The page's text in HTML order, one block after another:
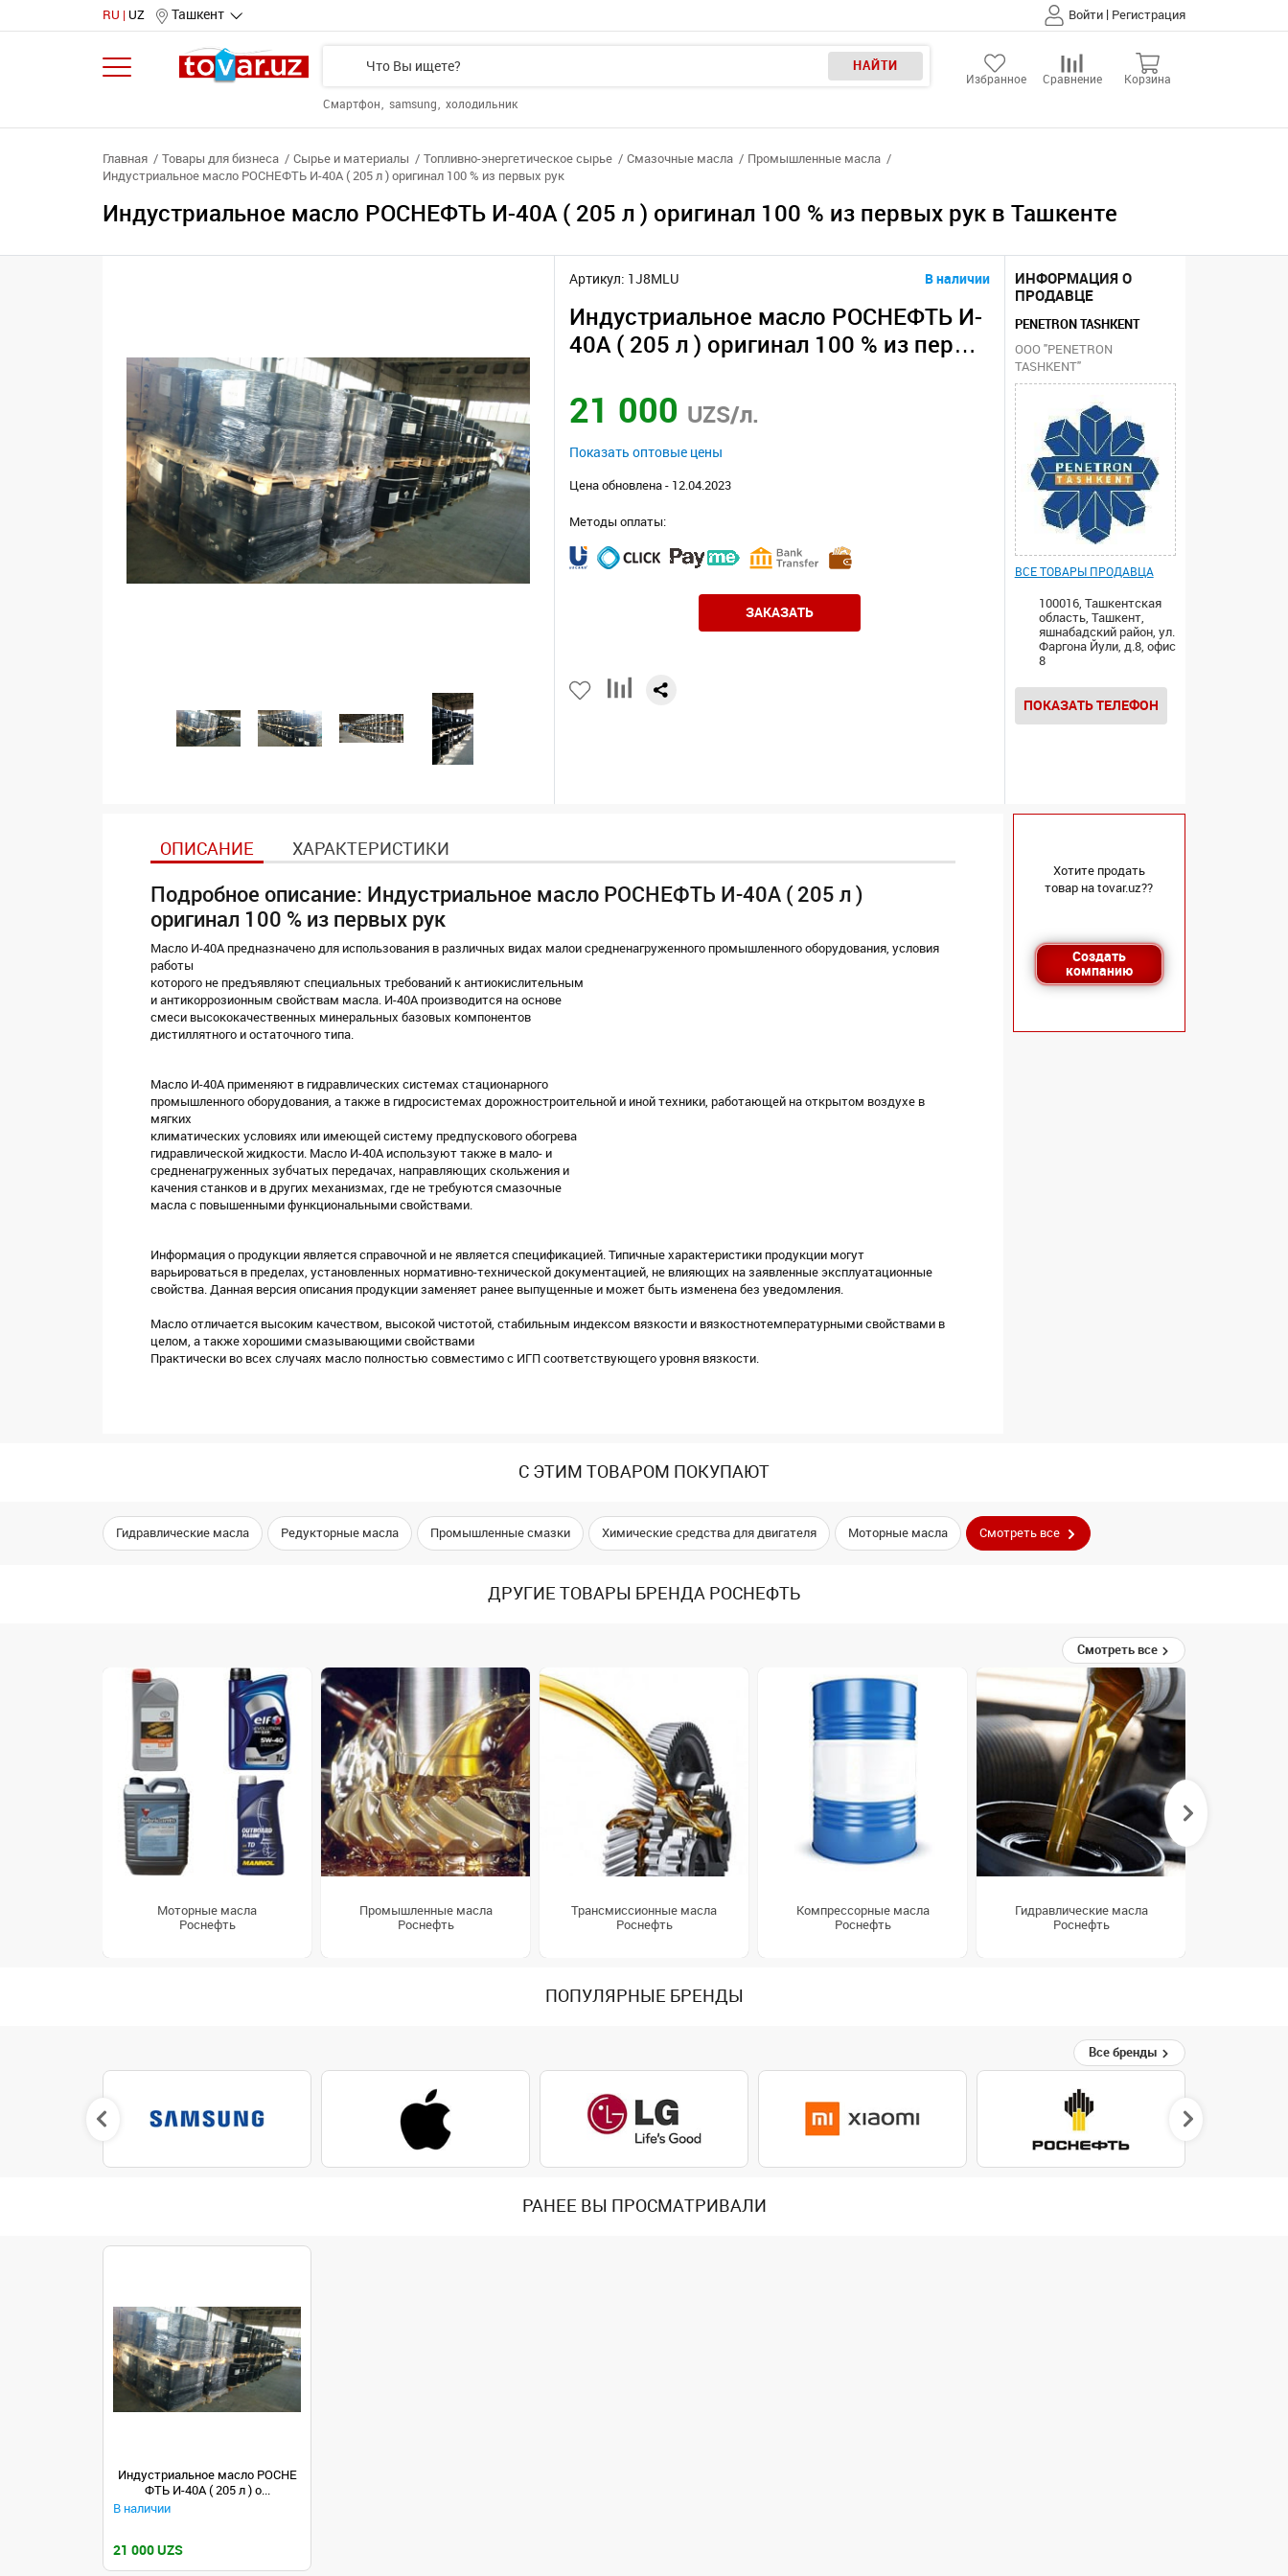
RU UZ Ташкент Войти | Регистрация
НАЙТИ
Смартфон samsung холодильник
Избранное Сравнение Корзина
Главная Товары для бизнеса Сырье и материалы Топливно-энергетическое сырье Смазочные масла
Промышленные масла
Индустриальное масло РОСНЕФТЬ И-40А ( 205 л ) оригинал 100 % из первых рук
Индустриальное масло РОСНЕФТЬ И-40А ( 205 л ) оригинал 100 % из первых рук в Ташкенте
Артикул: 1J8MLU В наличии
Индустриальное масло РОСНЕФТЬ И-
40А ( 205 л ) оригинал 100 % из первы
21 000 UZS/л.
Показать оптовые цены
Цена обновлена - 12.04.2023
Методы оплаты:
ЗАКАЗАТЬ
ИНФОРМАЦИЯ О
ПРОДАВЦЕ
PENETRON TASHKENT
ООО "PENETRON
TASHKENT"
ВСЕ ТОВАРЫ ПРОДАВЦА
100016, Ташкентская
область, Ташкент,
яшнабадский район, ул.
Фаргона Йули, д.8, офис
8
ПОКАЗАТЬ ТЕЛЕФОН
ОПИСАНИЕ ХАРАКТЕРИСТИКИ
Подробное описание: Индустриальное масло РОСНЕФТЬ И-40А ( 205 л )
оригинал 100 % из первых рук
Масло И-40А предназначено для использования в различных видах малои средненагруженного промышленного оборудования, условия
работы
которого не предъявляют специальных требований к антиокислительным
и антикоррозионным свойствам масла. И-40А производится на основе
смеси высококачественных минеральных базовых компонентов
дистиллятного и остаточного типа.
Масло И-40А применяют в гидравлических системах стационарного
промышленного оборудования, а также в гидросистемах дорожностроительной и иной техники, работающей на открытом воздухе в
мягких
климатических условиях или имеющей систему предпускового обогрева
гидравлической жидкости. Масло И-40А используют также в мало- и
средненагруженных зубчатых передачах, направляющих скольжения и
качения станков и в других механизмах, где не требуются смазочные
масла с повышенными функциональными свойствами.
Информация о продукции является справочной и не является спецификацией. Типичные характеристики продукции могут
варьироваться в пределах, установленных нормативно-технической документацией, не влияющих на заявленные эксплуатационные
свойства. Данная версия описания продукции заменяет ранее выпущенные и может быть изменена без уведомления.
Масло отличается высоким качеством, высокой чистотой, стабильным индексом вязкости и вязкостнотемпературными свойствами в
целом, а также хорошими смазывающими свойствами
Практически во всех случаях масло полностью совместимо с ИГП соответствующего уровня вязкости.
Хотите продать
товар на tovar.uz??
Создать
компанию
С ЭТИМ ТОВАРОМ ПОКУПАЮТ
Гидравлические масла Редукторные масла Промышленные смазки Химические средства для двигателя Моторные масла Смотреть все
ДРУГИЕ ТОВАРЫ БРЕНДА РОСНЕФТЬ
Смотреть все
Моторные масла
Роснефть
Промышленные масла
Роснефть
Трансмиссионные масла
Роснефть
Компрессорные масла
Роснефть
Гидравлические масла
Роснефть
ПОПУЛЯРНЫЕ БРЕНДЫ
Все бренды
РАНЕЕ ВЫ ПРОСМАТРИВАЛИ
Индустриальное масло РОСНЕ
ФТЬ И-40А ( 205 л ) о...
В наличии
21 000 UZS